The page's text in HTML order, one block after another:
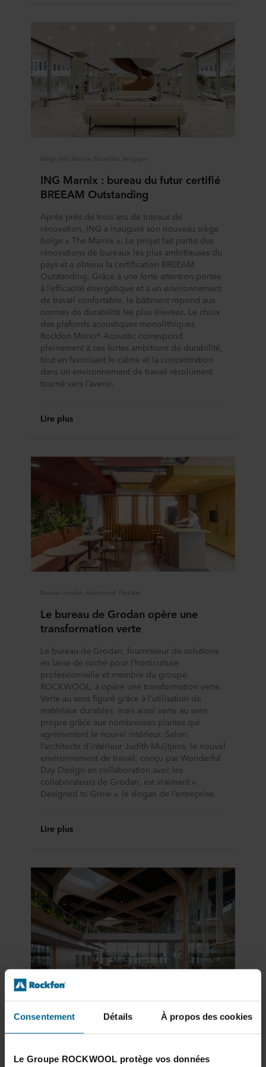
Consentement Détails À propos des cookies
Le Groupe ROCKWOOL protège vos données
Siège ING Marnix, Bruxelles, Belgique
ING Marnix : bureau du futur certifié
BREEAM Outstanding
Après près de trois ans de travaux de
rénovation, ING a inauguré son nouveau siège
belge « The Marnix ». Le projet fait partie des
rénovations de bureaux les plus ambitieuses du
pays et a obtenu la certification BREEAM
Outstanding. Grâce à une forte attention portée
à l’efficacité énergétique et à un environnement
de travail confortable, le bâtiment répond aux
normes de durabilité les plus élevées. Le choix
des plafonds acoustiques monolithiques
Rockfon Mono® Acoustic correspond
pleinement à ces fortes ambitions de durabilité,
tout en favorisant le calme et la concentration
dans un environnement de travail résolument
tourné vers l’avenir.
Lire plus
Bureau Grodan, Roermond, Pays-Bas
Le bureau de Grodan opère une
transformation verte
Le bureau de Grodan, fournisseur de solutions
en laine de roche pour l’horticulture
professionnelle et membre du groupe
ROCKWOOL, a opéré une transformation verte.
Verte au sens figuré grâce à l’utilisation de
matériaux durables, mais aussi verte au sens
propre grâce aux nombreuses plantes qui
agrémentent le nouvel intérieur. Selon
l’architecte d’intérieur Judith Muijtjens, le nouvel
environnement de travail, conçu par Wonderful
Day Design en collaboration avec les
collaborateurs de Grodan, est vraiment «
Designed to Grow », le slogan de l’entreprise.
Lire plus
Seed Connect Centre Rijk Zwaan, De Lier, Pays-Bas
Centre de rencontre multifonctionnel
pour une entreprise de sélection de
fruits et légumes